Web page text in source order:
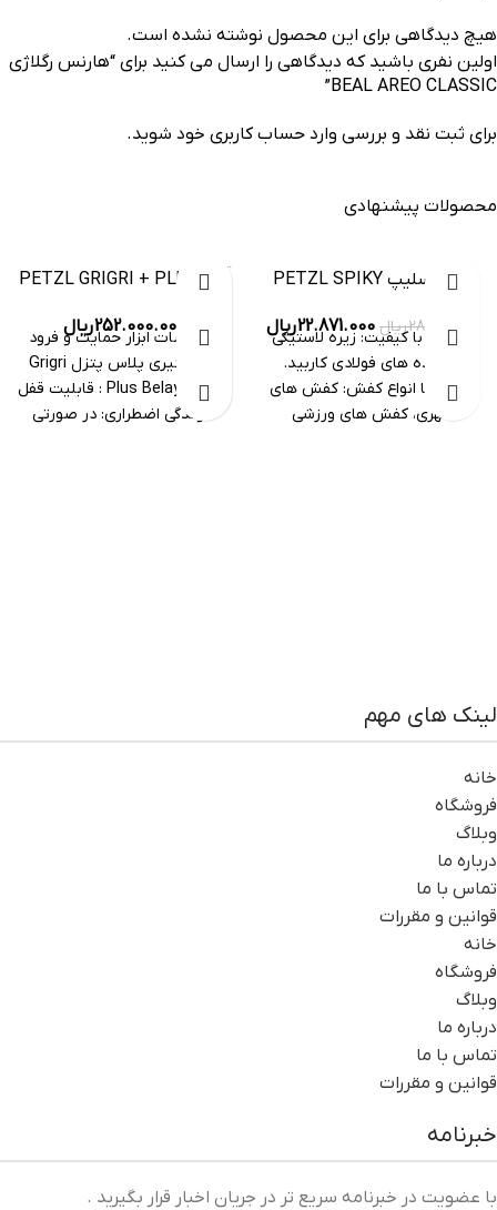
هیچ دیدگاهی برای این محصول نوشته نشده است.
اولین نفری باشید که دیدگاهی را ارسال می کنید برای “هارنس رگلاژی
BEAL AREO CLASSIC”
برای ثبت نقد و بررسی وارد حساب کاربری خود شوید.
محصولات پیشنهادی
آنتی اسلیپ PETZL SPIKY
28.588.000ریال 22.871.000ریال
قطعات با کیفیت: زیره لاستیکی
با زائده های فولادی کاربید.
سازگار با انواع کفش: کفش های
شهری، کفش های ورزشی
اتمام موجودی
ابزار PETZL GRIGRI + PLUS
252.000.000ریال
مشخصات ابزار حمایت و فرود
گیری گیری پلاس پتزل Grigri
Plus Belay device : قابلیت قفل
شوندگی اضطراری: در صورتی
لینک های مهم
خانه
فروشگاه
وبلاگ
درباره ما
تماس با ما
قوانین و مقررات
خانه
فروشگاه
وبلاگ
درباره ما
تماس با ما
قوانین و مقررات
خبرنامه
با عضویت در خبرنامه سریع تر در جریان اخبار قرار بگیرید .